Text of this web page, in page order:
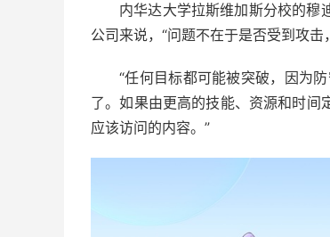
内华达大学拉斯维加斯分校的穆
公司来说，“问题不在于是否受到攻
“任何目标都可能被突破，因为
了。如果由更高的技能、资源和时间
应该访问的内容。”